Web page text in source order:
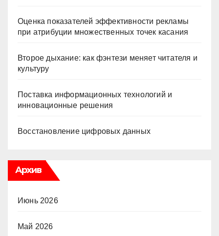
Оценка показателей эффективности рекламы
при атрибуции множественных точек касания
Второе дыхание: как фэнтези меняет читателя и
культуру
Поставка информационных технологий и
инновационные решения
Восстановление цифровых данных
Архив
Июнь 2026
Май 2026